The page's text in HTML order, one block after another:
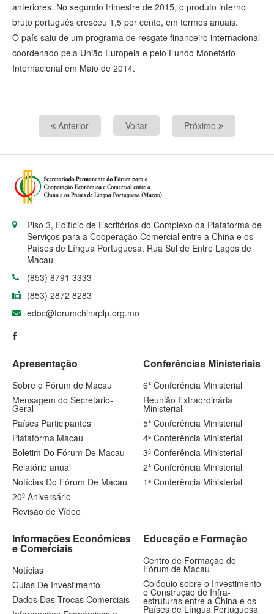
anteriores. No segundo trimestre de 2015, o produto interno
bruto português cresceu 1,5 por cento, em termos anuais.
O país saiu de um programa de resgate financeiro internacional
coordenado pela União Europeia e pelo Fundo Monetário
Internacional em Maio de 2014.
Anterior Voltar Próximo
Piso 3, Edifício de Escritórios do Complexo da Plataforma de
Serviços para a Cooperação Comercial entre a China e os
Países de Língua Portuguesa, Rua Sul de Entre Lagos de
Macau
(853) 8791 3333
(853) 2872 8283
edoc@forumchinaplp.org.mo
Apresentação
Sobre o Fórum de Macau
Mensagem do Secretário-
Geral
Países Participantes
Plataforma Macau
Boletim Do Fórum De Macau
Relatório anual
Notícias Do Fórum De Macau
20º Aniversário
Revisão de Vídeo
Conferências Ministeriais
6ª Conferência Ministerial
Reunião Extraordinária
Ministerial
5ª Conferência Ministerial
4ª Conferência Ministerial
3ª Conferência Ministerial
2ª Conferência Ministerial
1ª Conferência Ministerial
Informações Económicas
e Comerciais
Notícias
Guias De Investimento
Dados Das Trocas Comerciais
Educação e Formação
Centro de Formação do
Fórum de Macau
Colóquio sobre o Investimento
e Construção de Infra-
estruturas entre a China e os
Países de Língua Portuguesa